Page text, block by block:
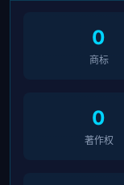
0
商标
0
著作权